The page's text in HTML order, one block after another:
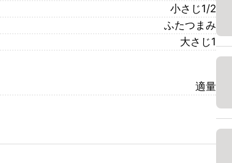
小さじ1/2
ふたつまみ
大さじ1
適量